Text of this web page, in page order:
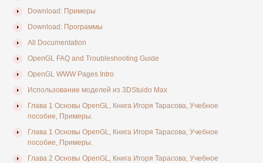
Download: Примеры
Download: Программы
All Documentation
OpenGL FAQ and Troubleshooting Guide
OpenGL WWW Pages Intro
Использование моделей из 3DStuido Max
Глава 1 Основы OpenGL, Книга Игоря Тарасова, Учебное
пособие, Примеры.
Глава 1 Основы OpenGL, Книга Игоря Тарасова, Учебное
пособие, Примеры.
Глава 2 Основы OpenGL, Книга Игоря Тарасова, Учебное